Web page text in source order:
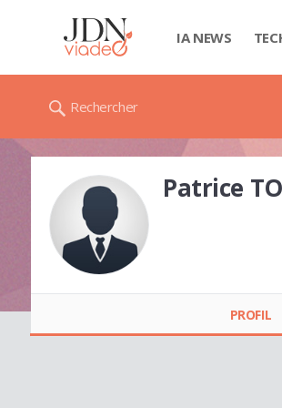
IA NEWS
Rechercher
Patrice
PROFIL